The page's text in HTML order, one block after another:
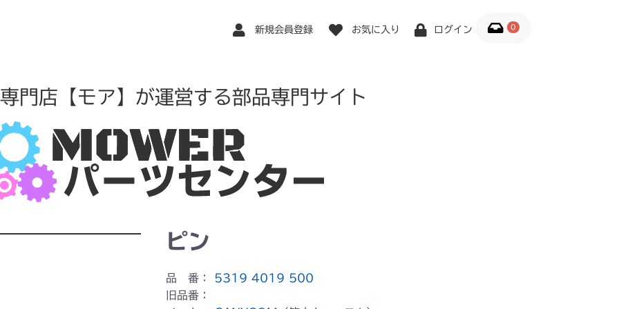
新規会員登録 お気に入り ログイン 0
門店【モア】が運営する部品専門サイト
ピン
品 番：
5319 4019 500
旧品番：